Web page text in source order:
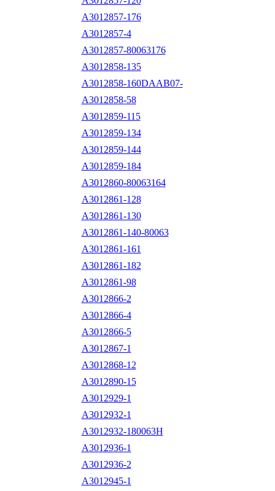
A3012857-176
A3012857-4
A3012857-80063176
A3012858-135
A3012858-160DAAB07-
A3012858-58
A3012859-115
A3012859-134
A3012859-144
A3012859-184
A3012860-80063164
A3012861-128
A3012861-130
A3012861-140-80063
A3012861-161
A3012861-182
A3012861-98
A3012866-2
A3012866-4
A3012866-5
A3012867-1
A3012868-12
A3012890-15
A3012929-1
A3012932-1
A3012932-180063H
A3012936-1
A3012936-2
A3012945-1